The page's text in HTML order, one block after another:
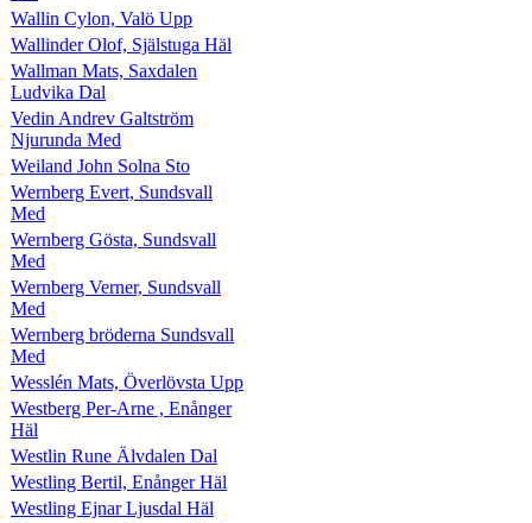
Wallin Cylon, Valö Upp
Wallinder Olof, Själstuga Häl
Wallman Mats, Saxdalen
Ludvika Dal
Vedin Andrev Galtström
Njurunda Med
Weiland John Solna Sto
Wernberg Evert, Sundsvall
Med
Wernberg Gösta, Sundsvall
Med
Wernberg Verner, Sundsvall
Med
Wernberg bröderna Sundsvall
Med
Wesslén Mats, Överlövsta Upp
Westberg Per-Arne , Enånger
Häl
Westlin Rune Älvdalen Dal
Westling Bertil, Enånger Häl
Westling Ejnar Ljusdal Häl